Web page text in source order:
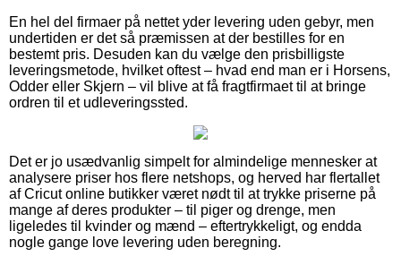
En hel del firmaer på nettet yder levering uden gebyr, men
undertiden er det så præmissen at der bestilles for en
bestemt pris. Desuden kan du vælge den prisbilligste
leveringsmetode, hvilket oftest – hvad end man er i Horsens,
Odder eller Skjern – vil blive at få fragtfirmaet til at bringe
ordren til et udleveringssted.
Det er jo usædvanlig simpelt for almindelige mennesker at
analysere priser hos flere netshops, og herved har flertallet
af Cricut online butikker været nødt til at trykke priserne på
mange af deres produkter – til piger og drenge, men
ligeledes til kvinder og mænd – eftertrykkeligt, og endda
nogle gange love levering uden beregning.